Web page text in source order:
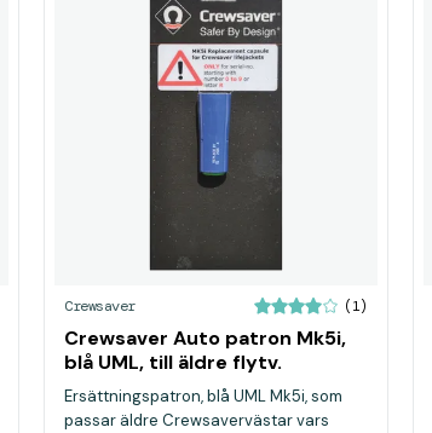
Crewsaver (1)
Crewsaver Auto patron Mk5i,
blå UML, till äldre flytv.
Ersättningspatron, blå UML Mk5i, som
passar äldre Crewsavervästar vars